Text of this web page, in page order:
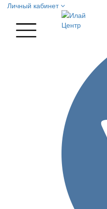
Личный кабинет